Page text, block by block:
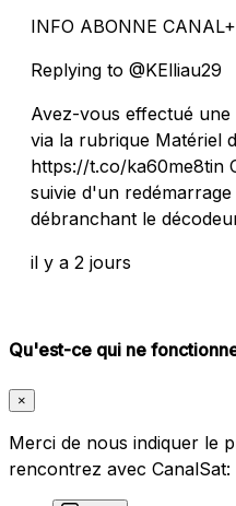
INFO ABONNE CANAL+
Replying to @KElliau29
Avez-vous effectué
via la rubrique Matériel
https://t.co/ka60me8tin
suivie d'un
débranchant le
il y a 2 jours
Qu'est-ce qui ne
×
Merci de nous indiquer le
rencontrez avec CanalSat: